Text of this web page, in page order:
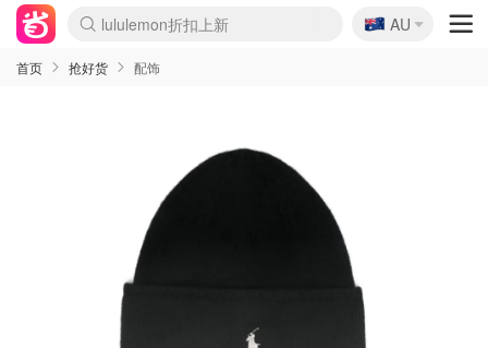
Sasa美妆护肤3.5折
SSENSE年中3折
FreshBeauty好价汇总
Cettire降价+叠9折
Farfetch折上8折
WWS Coles超市实拍
viagogo二手票捡漏
Myer清仓1折起
The Outnet奢牌1折起
David Jones 3折起
Flannels大牌1折
Perfumes Club护肤1折
AMIRO返校季6.2折
Oweek抽奖送Airpods
Amazon折扣汇总
eToro入金$200送$50
Amazon数码好物
ICONIC本周7.5折
ThedoubleF高奢地板价
Moose Knuckles 6折
丝芙兰5折起
EUFY官网3.7折起
Selenichast首饰2折
Trip机票酒店促销
YSL送5件彩妆礼
Amazon家居好物
BIGBANG巡演开票
David Jones时尚3折
Amazon美妆护肤
雅漾大喷$8
过敏原检测盒$33
伊索独家赠50ml沐浴露
科颜氏清仓3折
SEALIFE海洋馆门票6折
丝塔芙大白罐$16
订阅Newsletter送香薰
Cult Beauty 6.8折
Harrods圣诞日历2.3折
LN-CC奢牌私促3折
d'Alba空姐喷雾$16
EVE LOM套装逆天2折
Bernardelli独家4折
Adore Beauty 6折起
CT圣诞日历
Mytheresa奢品2.7折
Luxury Escapes 9折
Currentbody美容仪9折
MOON Garden Live
ALLSAINTS美衣3折
Roborock扫地机3.7折
Tingo Life水杯$24
Valentino官网5折
CR洗发护发6.3折
🇦🇺
AU
首页 抢好货 配饰